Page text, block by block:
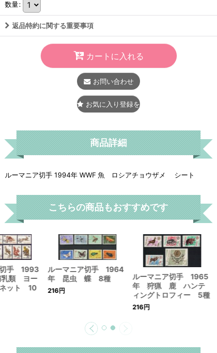
数量:
返品特約に関する重要事項
カートに入れる
お問い合わせ
お気に入り登録をする
商品詳細
ルーマニア切手 1994年 WWF 魚 ロシアチョウザメ シート
こちらの商品もおすすめです
切手 1993
類 ヨー
ット 10
ルーマニア切手 1964
年 昆虫 蝶 8種
216円
ルーマニア切手 1965
年 狩猟 鹿 ハンテ
ィングトロフィー 5種
216円